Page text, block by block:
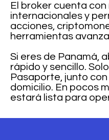
El broker cuenta
internacionales y
acciones,
herramientas
Si eres de Panamá,
rápido y sencillo.
Pasaporte, junto
domicilio. En pocos
estará lista para